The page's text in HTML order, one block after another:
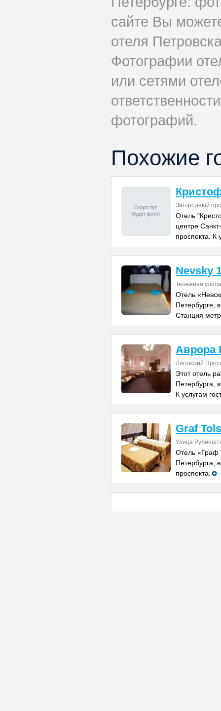
сайте Вы
отеля
Фотографии
или сетями
фотографий.
Похожие
Загородный
Отель
центре
проспекта. К
Nevsky
Тележная
Отель
Петербурге,
Станция
Аврора
Лиговский
Этот отель
Петербурга,
К услугам
Graf
Улица
Отель «Граф
Петербурга,
проспекта.